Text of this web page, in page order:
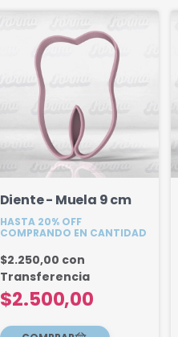
Diente - Muela 9 cm
HASTA 20% OFF
COMPRANDO EN CANTIDAD
$2.500,00
$2.250,00 con
Transferencia